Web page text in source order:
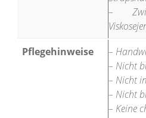
–
Pflegehinweise
–
– Nicht
– Nicht
– Nicht
– Keine